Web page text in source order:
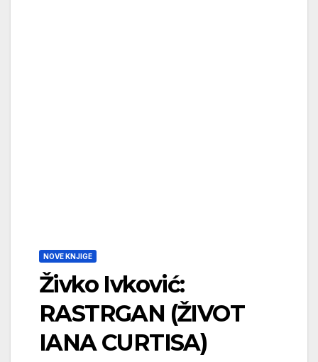
NOVE KNJIGE
Živko Ivković:
RASTRGAN (ŽIVOT
IANA CURTISA)